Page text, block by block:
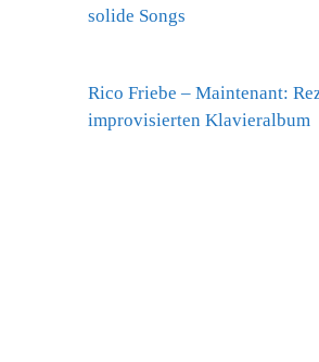
solide Songs
Rico Friebe – Maintenant:
improvisierten Klavieralbum